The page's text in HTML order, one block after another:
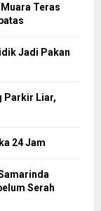
Teras
Jadi Pakan
Parkir Liar,
24 Jam
Serah